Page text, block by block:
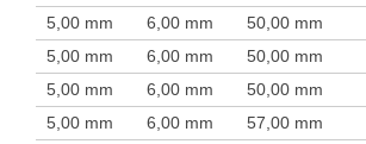
5,00 mm
6,00 mm 50,00 mm
5,00 mm
6,00 mm 50,00 mm
5,00 mm
6,00 mm 50,00 mm
5,00 mm
6,00 mm 57,00 mm